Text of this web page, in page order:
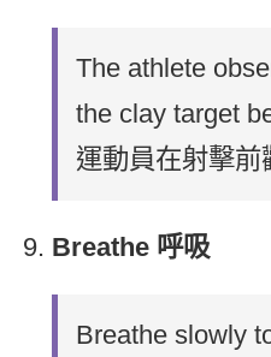
The athlete
the clay target
運動員在射擊前
Breathe 呼吸
Breathe slowly